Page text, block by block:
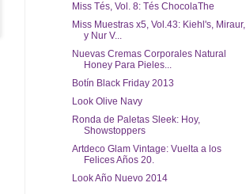
Miss Tés, Vol. 8: Tés ChocolaThe
Miss Muestras x5, Vol.43: Kiehl's, Miraur,
y Nur V...
Nuevas Cremas Corporales Natural
Honey Para Pieles...
Botín Black Friday 2013
Look Olive Navy
Ronda de Paletas Sleek: Hoy,
Showstoppers
Artdeco Glam Vintage: Vuelta a los
Felices Años 20.
Look Año Nuevo 2014